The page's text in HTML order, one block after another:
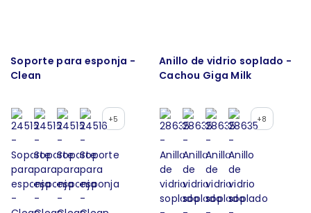
Soporte para esponja -
Clean
+5
Anillo de vidrio soplado -
Cachou Giga Milk
+8